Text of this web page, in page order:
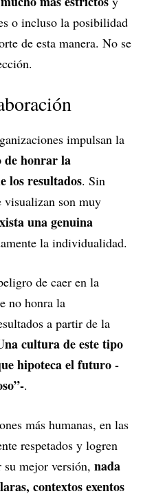
o incluso la posibilidad
de esta manera. No se
impulsan la
de honrar la
los resultados. Sin
visualizan son muy
una genuina
la individualidad.
de caer en la
no honra la
a partir de la
cultura de este tipo
hipoteca el futuro -
.
más humanas, en las
respetados y logren
mejor versión, nada
contextos exentos